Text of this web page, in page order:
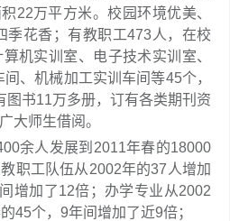
22万平方米。校园环境优美、
季花香；有教职工473人，在校
机实训室、电子技术实训室、
、机械加工实训车间等45个，
图书11万多册，订有各类期刊资
大师生借阅。
余人发展到2011年春的18000
职工队伍从2002年的37人增加
增加了12倍；办学专业从2002
45个，9年间增加了近9倍；